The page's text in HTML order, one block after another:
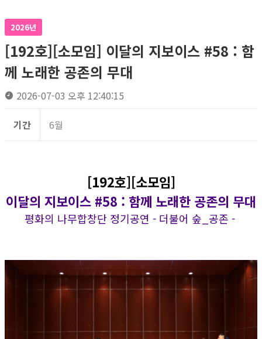
2026년
[192호][소모임] 이달의 지보이스 #58 : 함
께 노래한 공존의 무대
2026-07-03 오후 12:40:15
기간 6월
[192호][소모임]
이달의 지보이스 #58 : 함께 노래한 공존의 무대
평화의 나무합창단 정기공연 - 더불어 숲_공존 -